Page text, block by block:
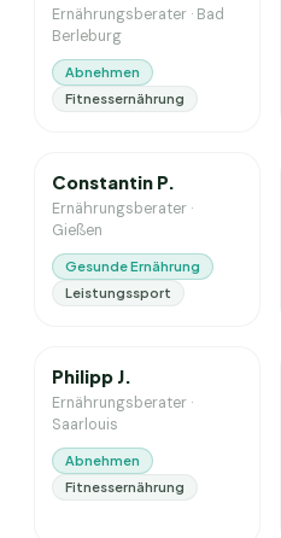
Ernährungsberater · Bad
Berleburg
Abnehmen
Fitnessernährung
Constantin P.
Ernährungsberater ·
Gießen
Gesunde Ernährung
Leistungssport
Philipp J.
Ernährungsberater ·
Saarlouis
Abnehmen
Fitnessernährung